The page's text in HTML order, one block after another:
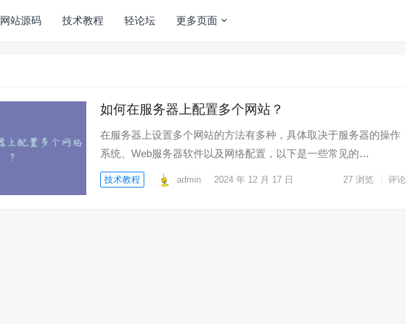
网站源码 技术教程 轻论坛 更多页面
如何在服务器上配置多个网站？
在服务器上设置多个网站的方法有多种，具体取决于服务器的操作
系统、Web服务器软件以及网络配置，以下是一些常见的…
技术教程 admin 2024 年 12 月 17 日 27 浏览 评论